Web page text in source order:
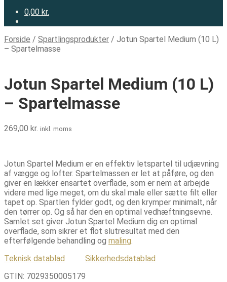
0,00 kr.
Forside / Spartlingsprodukter / Jotun Spartel Medium (10 L)
– Spartelmasse
Jotun Spartel Medium (10 L)
– Spartelmasse
269,00 kr. inkl. moms
Jotun Spartel Medium er en effektiv letspartel til udjævning
af vægge og lofter. Spartelmassen er let at påføre, og den
giver en lækker ensartet overflade, som er nem at arbejde
videre med lige meget, om du skal male eller sætte filt eller
tapet op. Spartlen fylder godt, og den krymper minimalt, når
den tørrer op. Og så har den en optimal vedhæftningsevne.
Samlet set giver Jotun Spartel Medium dig en optimal
overflade, som sikrer et flot slutresultat med den
efterfølgende behandling og maling.
Teknisk datablad
Sikkerhedsdatablad
GTIN: 7029350005179